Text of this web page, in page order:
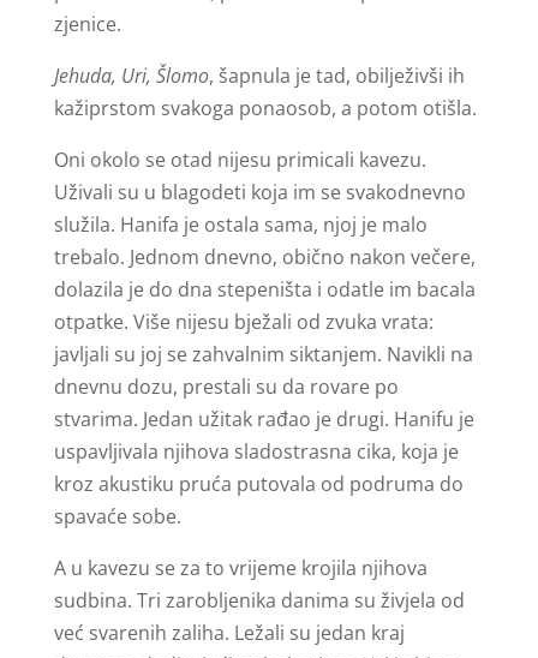
zjenice.
Jehuda, Uri, Šlomo, šapnula je tad, obilježivši ih
kažiprstom svakoga ponaosob, a potom otišla.
Oni okolo se otad nijesu primicali kavezu.
Uživali su u blagodeti koja im se svakodnevno
služila. Hanifa je ostala sama, njoj je malo
trebalo. Jednom dnevno, obično nakon večere,
dolazila je do dna stepeništa i odatle im bacala
otpatke. Više nijesu bježali od zvuka vrata:
javljali su joj se zahvalnim siktanjem. Navikli na
dnevnu dozu, prestali su da rovare po
stvarima. Jedan užitak rađao je drugi. Hanifu je
uspavljivala njihova sladostrasna cika, koja je
kroz akustiku pruća putovala od podruma do
spavaće sobe.
A u kavezu se za to vrijeme krojila njihova
sudbina. Tri zarobljenika danima su živjela od
već svarenih zaliha. Ležali su jedan kraj